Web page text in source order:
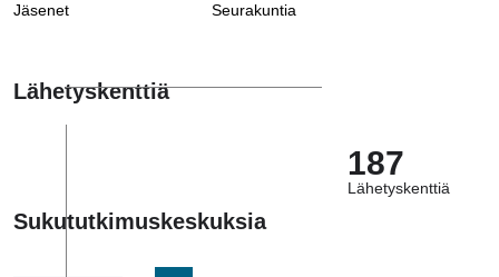
Jäsenet Seurakuntia
Lähetyskenttiä
187
Lähetyskenttiä
Sukututkimuskeskuksia